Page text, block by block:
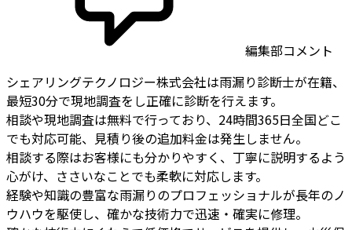
編集部コメント
シェアリングテクノロジー株式会社は雨漏り診断士が在籍、
最短30分で現地調査をし正確に診断を行えます。
相談や現地調査は無料で行っており、24時間365日全国どこ
でも対応可能、見積り後の追加料金は発生しません。
相談する際はお客様にも分かりやすく、丁寧に説明するよう
心がけ、ささいなことでも柔軟に対応します。
経験や知識の豊富な雨漏りのプロフェッショナルが長年のノ
ウハウを駆使し、確かな技術力で迅速・確実に修理。